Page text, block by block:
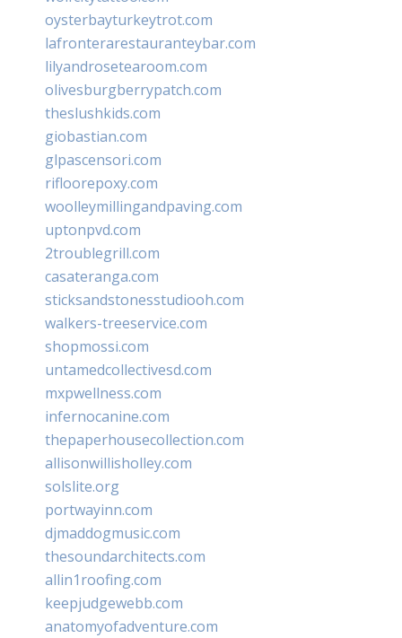
oysterbayturkeytrot.com
lafronterarestauranteybar.com
lilyandrosetearoom.com
olivesburgberrypatch.com
theslushkids.com
giobastian.com
glpascensori.com
rifloorepoxy.com
woolleymillingandpaving.com
uptonpvd.com
2troublegrill.com
casateranga.com
sticksandstonesstudiooh.com
walkers-treeservice.com
shopmossi.com
untamedcollectivesd.com
mxpwellness.com
infernocanine.com
thepaperhousecollection.com
allisonwillisholley.com
solslite.org
portwayinn.com
djmaddogmusic.com
thesoundarchitects.com
allin1roofing.com
keepjudgewebb.com
anatomyofadventure.com